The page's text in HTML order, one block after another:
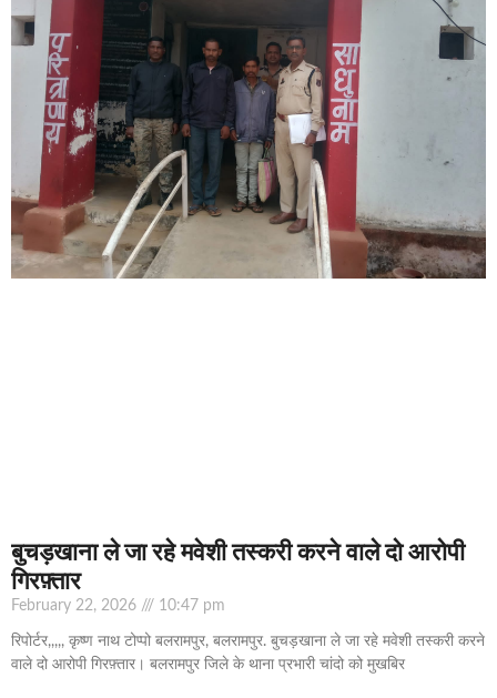
बुचड़खाना ले जा रहे मवेशी तस्करी करने वाले दो आरोपी
गिरफ़्तार
February 22, 2026 10:47 pm
रिपोर्टर,,,,, कृष्ण नाथ टोप्पो बलरामपुर, बलरामपुर. बुचड़खाना ले जा रहे मवेशी तस्करी करने
वाले दो आरोपी गिरफ़्तार। बलरामपुर जिले के थाना प्रभारी चांदो को मुखबिर